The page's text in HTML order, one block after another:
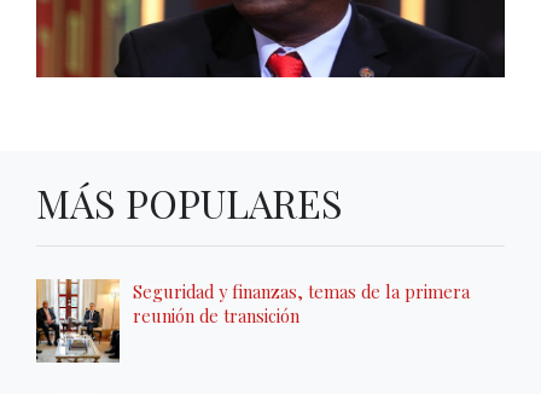
MÁS POPULARES
Seguridad y finanzas, temas de la primera
reunión de transición